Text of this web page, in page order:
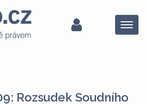
Menu
Rozsudek Soudního